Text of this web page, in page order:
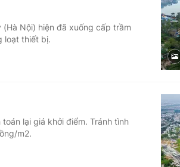
Nội) hiện đã xuống cấp trầm
loạt thiết bị.
lại giá khởi điểm. Tránh tình
m2.